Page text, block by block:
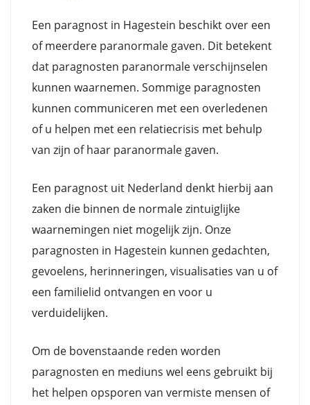
Een paragnost in Hagestein beschikt over een
of meerdere paranormale gaven. Dit betekent
dat paragnosten paranormale verschijnselen
kunnen waarnemen. Sommige paragnosten
kunnen communiceren met een overledenen
of u helpen met een relatiecrisis met behulp
van zijn of haar paranormale gaven.
Een paragnost uit Nederland denkt hierbij aan
zaken die binnen de normale zintuiglijke
waarnemingen niet mogelijk zijn. Onze
paragnosten in Hagestein kunnen gedachten,
gevoelens, herinneringen, visualisaties van u of
een familielid ontvangen en voor u
verduidelijken.
Om de bovenstaande reden worden
paragnosten en mediuns wel eens gebruikt bij
het helpen opsporen van vermiste mensen of